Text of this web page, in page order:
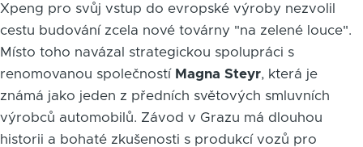
Xpeng pro svůj vstup do evropské výroby nezvolil
cestu budování zcela nové továrny "na zelené louce".
Místo toho navázal strategickou spolupráci s
renomovanou společností Magna Steyr, která je
známá jako jeden z předních světových smluvních
výrobců automobilů. Závod v Grazu má dlouhou
historii a bohaté zkušenosti s produkcí vozů pro